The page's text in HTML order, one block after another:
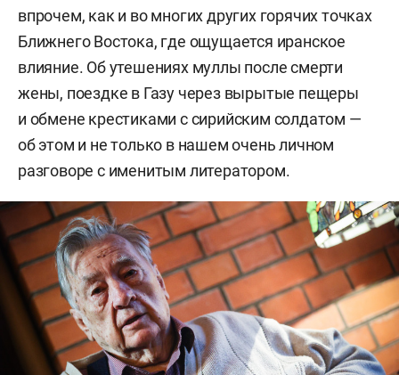
впрочем, как и во многих других горячих точках
Ближнего Востока, где ощущается иранское
влияние. Об утешениях муллы после смерти
жены, поездке в Газу через вырытые пещеры
и обмене крестиками с сирийским солдатом —
об этом и не только в нашем очень личном
разговоре с именитым литератором.